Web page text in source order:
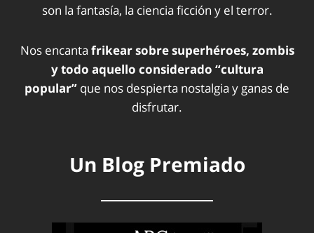
son la fantasía, la ciencia ficción y el terror.
Nos encanta frikear sobre superhéroes, zombis
y todo aquello considerado “cultura
popular” que nos despierta nostalgia y ganas de
disfrutar.
Un Blog Premiado